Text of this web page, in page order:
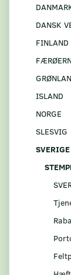
DANSK
FINLAND
ISLAND
NORGE
SLESVIG
SVERIGE